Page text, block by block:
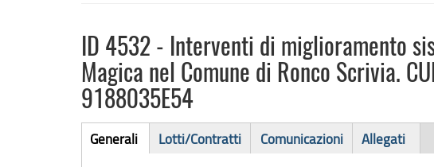
ID 4532 - Interventi di miglioramento
Magica nel Comune di Ronco Scrivia.
9188035E54
Bando
Generali
Lotti/Contratti Comunicazioni Allegati